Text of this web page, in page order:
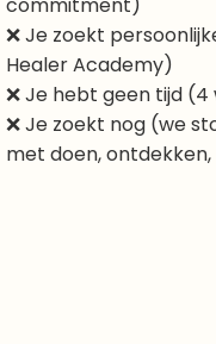
❌ Je zoekt
Healer Academy)
❌ Je hebt geen tijd
❌ Je zoekt nog (we
met doen,